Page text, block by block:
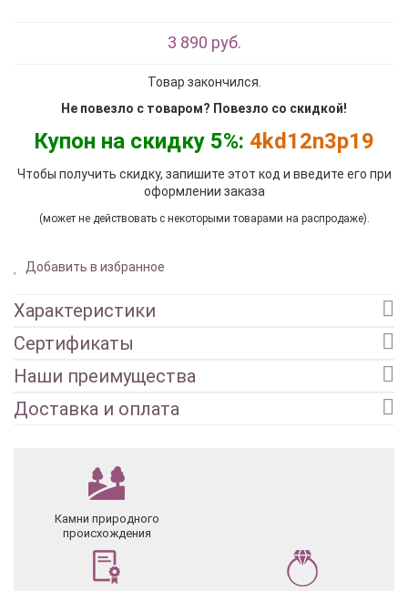
3 890 руб.
Товар закончился.
Не повезло с товаром? Повезло со скидкой!
Купон на скидку 5%: 4kd12n3p19
Чтобы получить скидку, запишите этот код и введите его при
оформлении заказа
(может не действовать с некоторыми товарами на распродаже).
Добавить в избранное
Характеристики
Сертификаты
Наши преимущества
Доставка и оплата
Камни природного
происхождения